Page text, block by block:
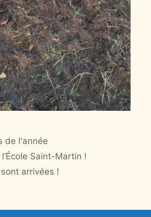
de l'année
Saint-Martin !
arrivées !